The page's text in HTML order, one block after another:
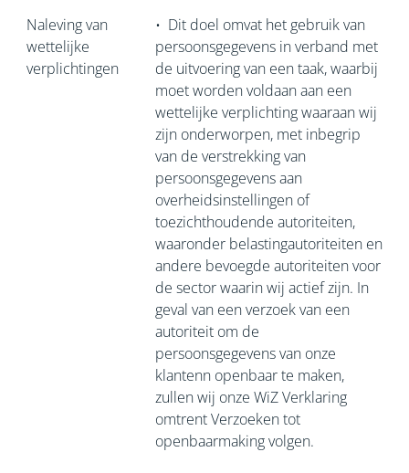
Naleving van
wettelijke
verplichtingen
• Dit doel omvat het gebruik van
persoonsgegevens in verband met
de uitvoering van een taak, waarbij
moet worden voldaan aan een
wettelijke verplichting waaraan wij
zijn onderworpen, met inbegrip
van de verstrekking van
persoonsgegevens aan
overheidsinstellingen of
toezichthoudende autoriteiten,
waaronder belastingautoriteiten en
andere bevoegde autoriteiten voor
de sector waarin wij actief zijn. In
geval van een verzoek van een
autoriteit om de
persoonsgegevens van onze
klantenn openbaar te maken,
zullen wij onze WiZ Verklaring
omtrent Verzoeken tot
openbaarmaking volgen.